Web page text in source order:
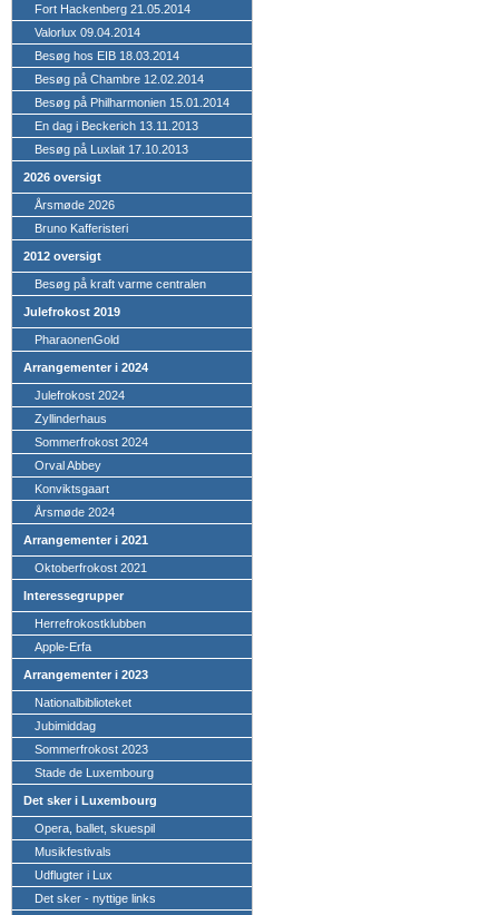
Fort Hackenberg 21.05.2014
Valorlux 09.04.2014
Besøg hos EIB 18.03.2014
Besøg på Chambre 12.02.2014
Besøg på Philharmonien 15.01.2014
En dag i Beckerich 13.11.2013
Besøg på Luxlait 17.10.2013
2026 oversigt
Årsmøde 2026
Bruno Kafferisteri
2012 oversigt
Besøg på kraft varme centralen
Julefrokost 2019
PharaonenGold
Arrangementer i 2024
Julefrokost 2024
Zyllinderhaus
Sommerfrokost 2024
Orval Abbey
Konviktsgaart
Årsmøde 2024
Arrangementer i 2021
Oktoberfrokost 2021
Interessegrupper
Herrefrokostklubben
Apple-Erfa
Arrangementer i 2023
Nationalbiblioteket
Jubimiddag
Sommerfrokost 2023
Stade de Luxembourg
Det sker i Luxembourg
Opera, ballet, skuespil
Musikfestivals
Udflugter i Lux
Det sker - nyttige links